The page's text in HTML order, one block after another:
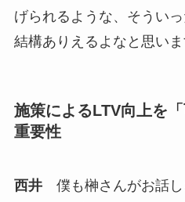
げられるような、そうい
結構ありえるよなと思いま
施策によるLTV向上を
重要性
西井僕も榊さんがお話し